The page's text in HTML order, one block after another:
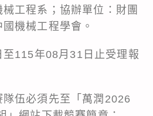
工程系；協辦單位：財團
機械工程學會。
至115年08月31日止受理報
隊伍必須先至「萬潤2026